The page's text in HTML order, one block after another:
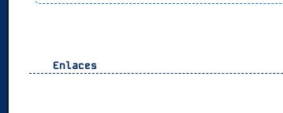
Enlaces